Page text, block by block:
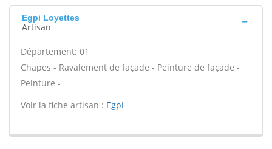
Egpi Loyettes
Artisan
Département: 01
Chapes - Ravalement de façade - Peinture de façade -
Peinture -
Voir la fiche artisan : Egpi